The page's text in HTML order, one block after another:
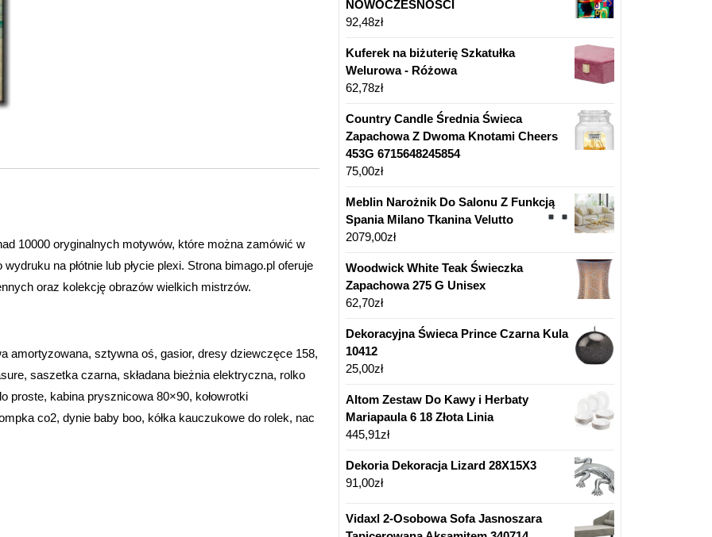
10000 oryginalnych motywów, które można zamówić w
na płótnie lub płycie plexi. Strona bimago.pl oferuje
oraz kolekcję obrazów wielkich mistrzów.
amortyzowana, sztywna oś, gasior, dresy dziewczęce 158,
saszetka czarna, składana bieżnia elektryczna, rolko
proste, kabina prysznicowa 80×90, kołowrotki
co2, dynie baby boo, kółka kauczukowe do rolek, nac
NOWOCZESNOŚCI
92,48zł
Kuferek na biżuterię Szkatułka
Welurowa - Różowa
62,78zł
Country Candle Średnia Świeca
Zapachowa Z Dwoma Knotami Cheers
453G 6715648245854
75,00zł
Meblin Narożnik Do Salonu Z Funkcją
Spania Milano Tkanina Velutto
2079,00zł
Woodwick White Teak Świeczka
Zapachowa 275 G Unisex
62,70zł
Dekoracyjna Świeca Prince Czarna Kula
10412
25,00zł
Altom Zestaw Do Kawy i Herbaty
Mariapaula 6 18 Złota Linia
445,91zł
Dekoria Dekoracja Lizard 28X15X3
91,00zł
Vidaxl 2-Osobowa Sofa Jasnoszara